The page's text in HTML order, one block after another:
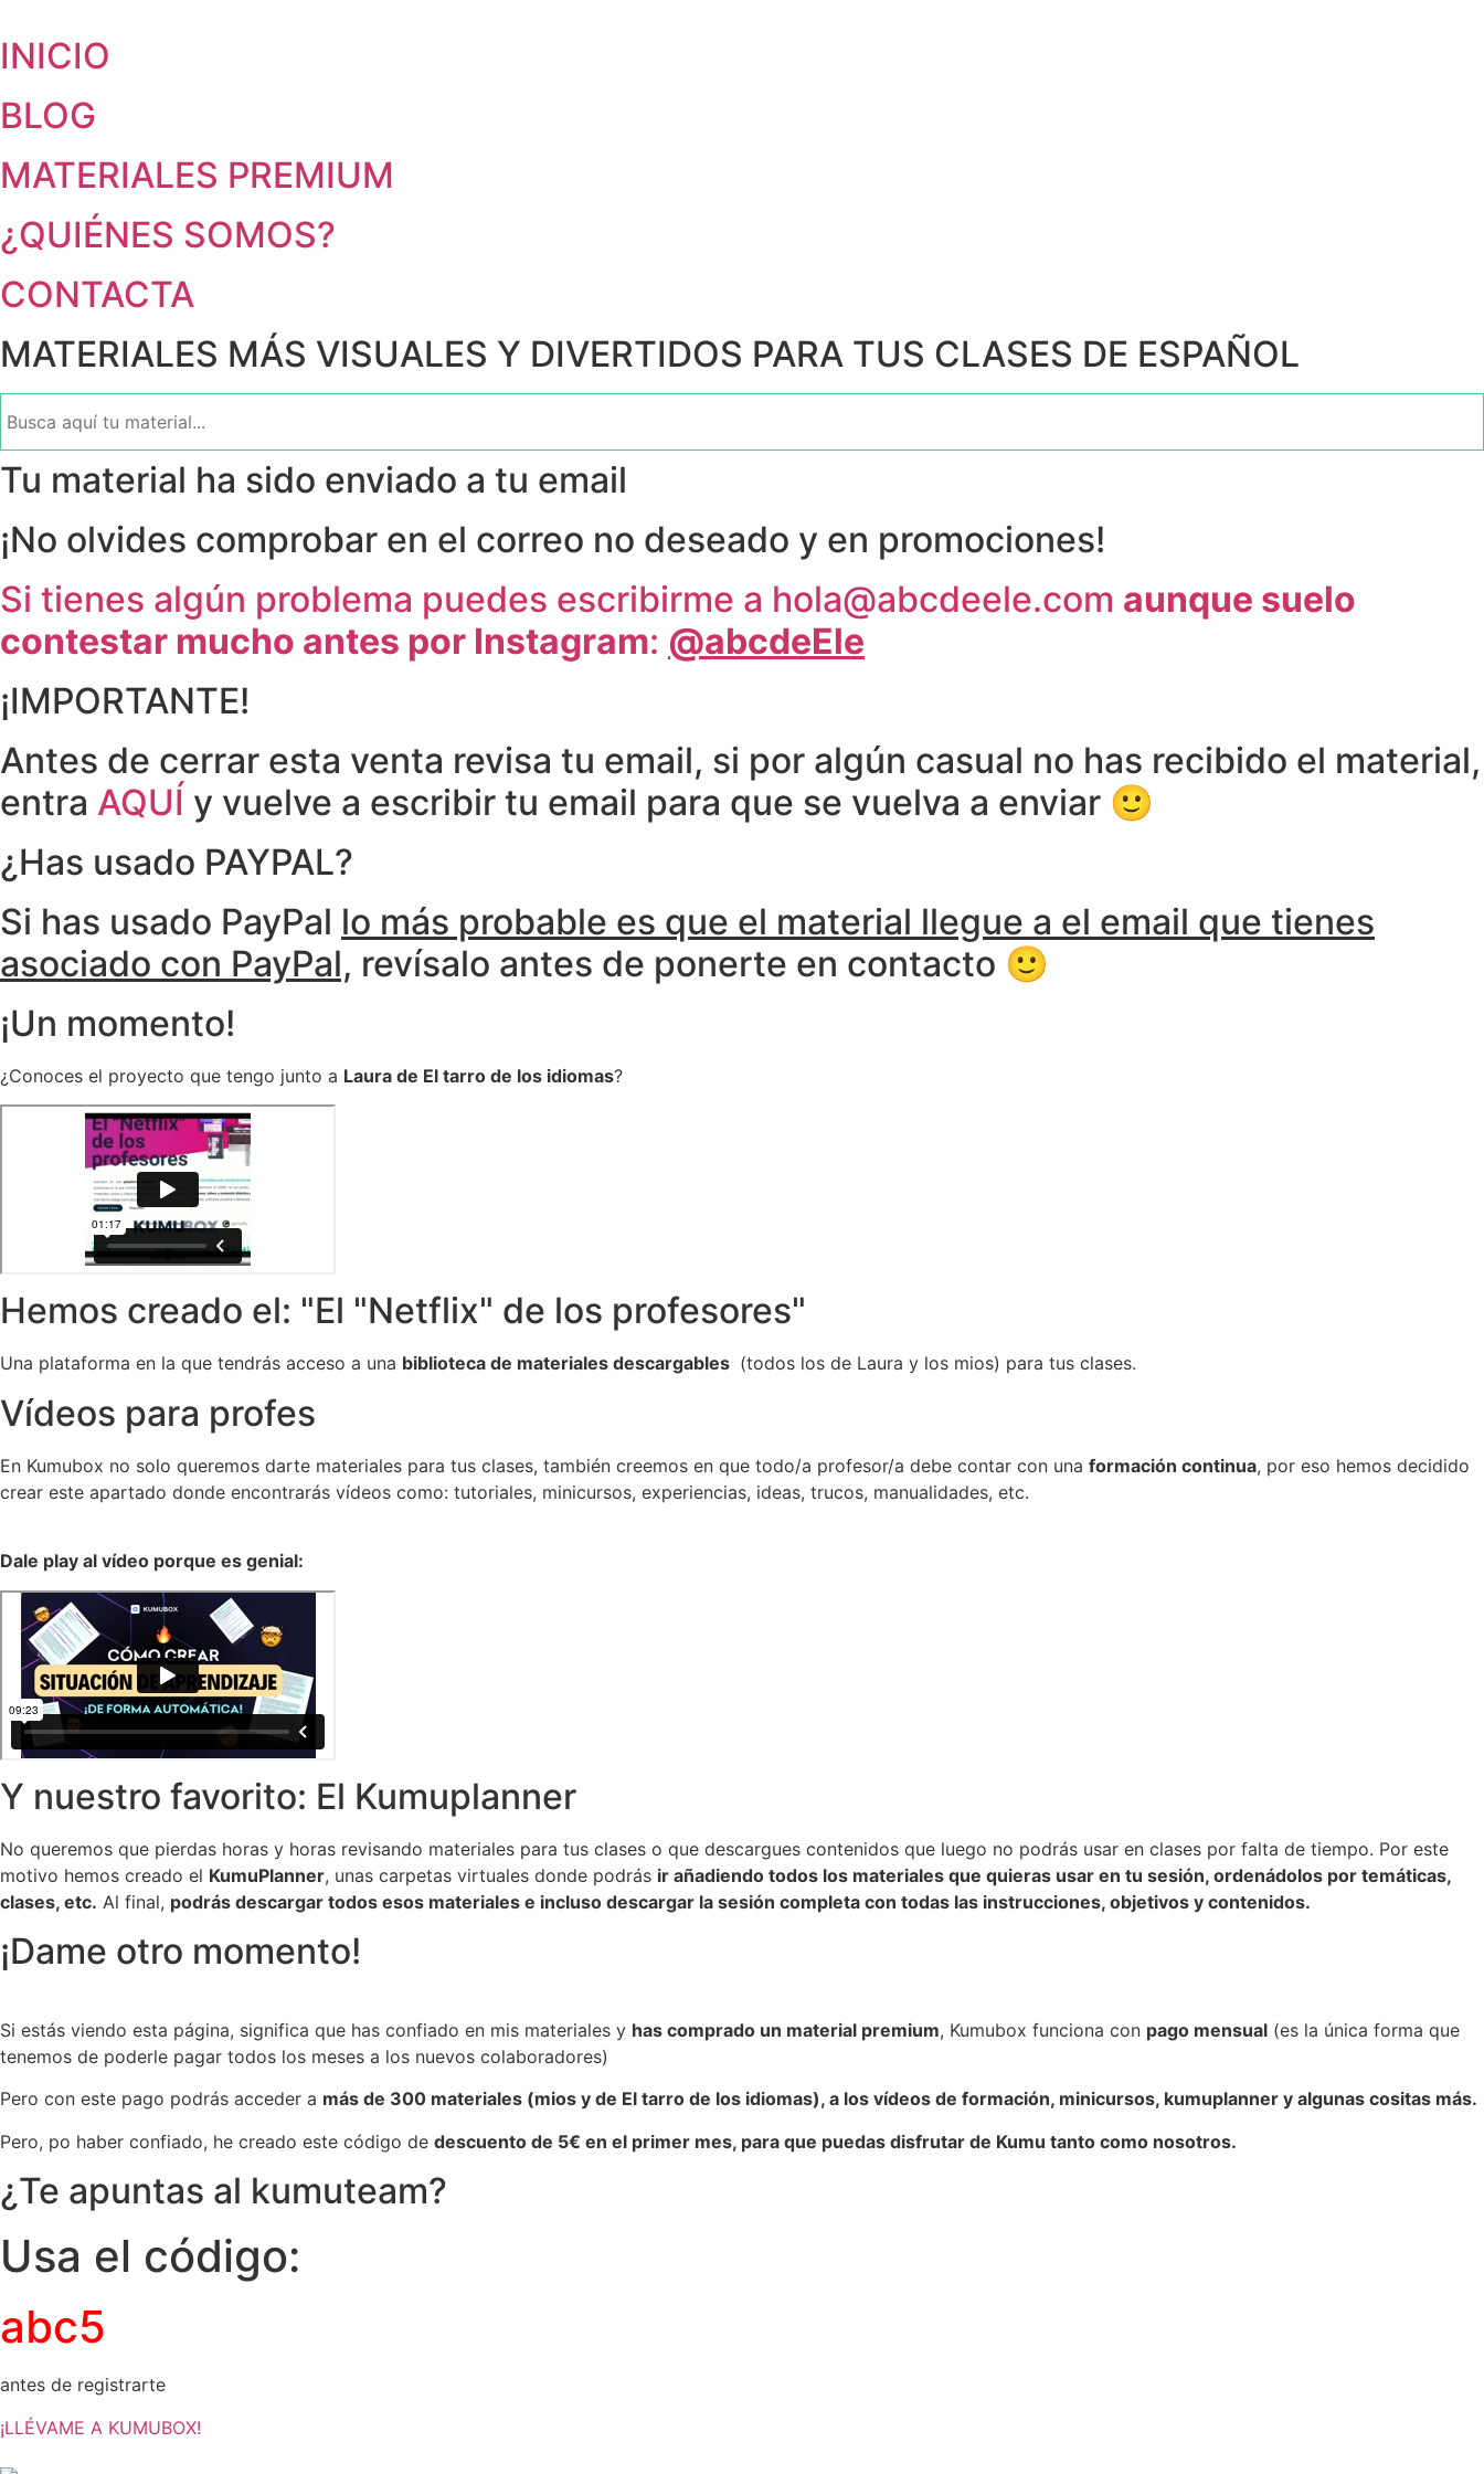
INICIO
BLOG
MATERIALES PREMIUM
¿QUIÉNES SOMOS?
CONTACTA
MATERIALES MÁS VISUALES Y DIVERTIDOS PARA TUS CLASES DE ESPAÑOL
Tu material ha sido enviado a tu email
¡No olvides comprobar en el correo no deseado y en promociones!
Si tienes algún problema puedes escribirme a hola@abcdeele.com aunque suelo
contestar mucho antes por Instagram: @abcdeEle
¡IMPORTANTE!
Antes de cerrar esta venta revisa tu email, si por algún casual no has recibido el material,
entra AQUÍ y vuelve a escribir tu email para que se vuelva a enviar 🙂
¿Has usado PAYPAL?
Si has usado PayPal lo más probable es que el material llegue a el email que tienes
asociado con PayPal, revísalo antes de ponerte en contacto 🙂
¡Un momento!
¿Conoces el proyecto que tengo junto a Laura de El tarro de los idiomas?
Hemos creado el: "El "Netflix" de los profesores"
Una plataforma en la que tendrás acceso a una biblioteca de materiales descargables (todos los de Laura y los mios) para tus clases.
Vídeos para profes
En Kumubox no solo queremos darte materiales para tus clases, también creemos en que todo/a profesor/a debe contar con una formación continua, por eso hemos decidido
crear este apartado donde encontrarás vídeos como: tutoriales, minicursos, experiencias, ideas, trucos, manualidades, etc.
Dale play al vídeo porque es genial:
Y nuestro favorito: El Kumuplanner
No queremos que pierdas horas y horas revisando materiales para tus clases o que descargues contenidos que luego no podrás usar en clases por falta de tiempo. Por este
motivo hemos creado el KumuPlanner, unas carpetas virtuales donde podrás ir añadiendo todos los materiales que quieras usar en tu sesión, ordenádolos por temáticas,
clases, etc. Al final, podrás descargar todos esos materiales e incluso descargar la sesión completa con todas las instrucciones, objetivos y contenidos.
¡Dame otro momento!
Si estás viendo esta página, significa que has confiado en mis materiales y has comprado un material premium, Kumubox funciona con pago mensual (es la única forma que
tenemos de poderle pagar todos los meses a los nuevos colaboradores)
Pero con este pago podrás acceder a más de 300 materiales (mios y de El tarro de los idiomas), a los vídeos de formación, minicursos, kumuplanner y algunas cositas más.
Pero, po haber confiado, he creado este código de descuento de 5€ en el primer mes, para que puedas disfrutar de Kumu tanto como nosotros.
¿Te apuntas al kumuteam?
Usa el código:
abc5
antes de registrarte
¡LLÉVAME A KUMUBOX!